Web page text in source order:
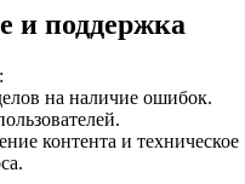
и поддержка
на наличие ошибок.
контента и техническое